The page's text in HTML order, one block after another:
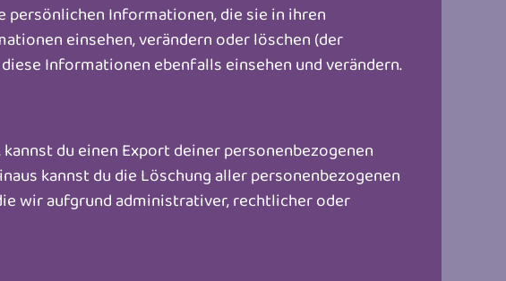
persönlichen Informationen, die sie in ihren
einsehen, verändern oder löschen (der
Informationen ebenfalls einsehen und verändern.
du einen Export deiner personenbezogenen
kannst du die Löschung aller personenbezogenen
wir aufgrund administrativer, rechtlicher oder